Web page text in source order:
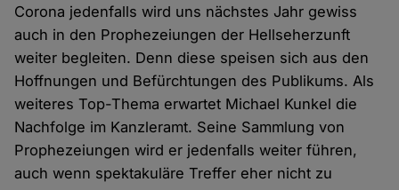
Corona jedenfalls wird uns nächstes Jahr gewiss
auch in den Prophezeiungen der Hellseherzunft
weiter begleiten. Denn diese speisen sich aus den
Hoffnungen und Befürchtungen des Publikums. Als
weiteres Top-Thema erwartet Michael Kunkel die
Nachfolge im Kanzleramt. Seine Sammlung von
Prophezeiungen wird er jedenfalls weiter führen,
auch wenn spektakuläre Treffer eher nicht zu